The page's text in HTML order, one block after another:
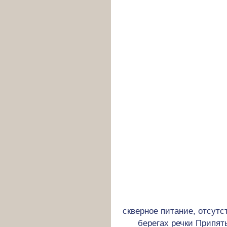
скверное питание,
берегах речки